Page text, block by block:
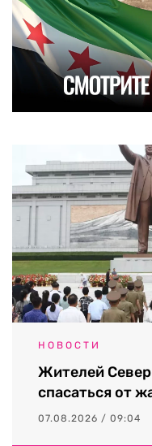
НОВОСТИ
Жителей
спасаться от
07.08.2026 / 09:04